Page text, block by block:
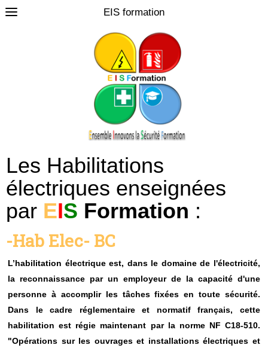
EIS formation
Les Habilitations
électriques enseignées
par EIS Formation :
-Hab Elec- BC
L’habilitation électrique est, dans le domaine de l'électricité,
la reconnaissance par un employeur de la capacité d'une
personne à accomplir les tâches fixées en toute sécurité.
Dans le cadre réglementaire et normatif français, cette
habilitation est régie maintenant par la norme NF C18-510.
"Opérations sur les ouvrages et installations électriques et